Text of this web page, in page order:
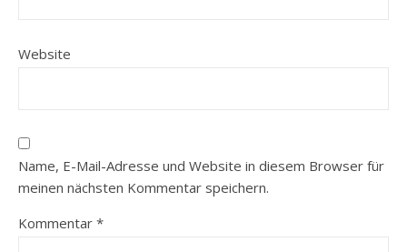
Website
Name, E-Mail-Adresse und Website in diesem Browser für
meinen nächsten Kommentar speichern.
Kommentar *